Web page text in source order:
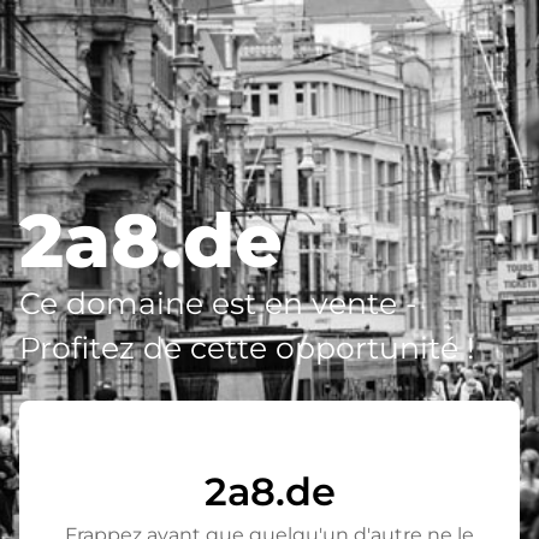
2a8.de
Ce domaine est en vente -
Profitez de cette opportunité !
2a8.de
Frappez avant que quelqu'un d'autre ne le